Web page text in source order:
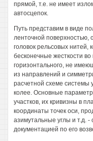
прямой, т.е. не имеет
автосцепок.
Путь представим в виде
ленточной поверхностью,
головок рельсовых
бесконечные жесткости
горизонтального, не
из направлений и
расчетной схеме системы
колее. Основные
участков, их кривизны в
координаты точек оси,
азимутальные углы и т.д. -
документацией по его